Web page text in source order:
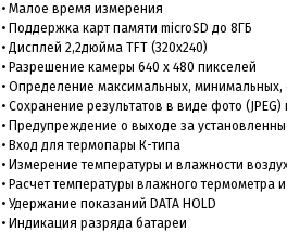
• Малое время измерения
• Поддержка карт памяти microSD до 8ГБ
• Дисплей 2,2дюйма TFT (320х240)
• Разрешение камеры 640 х 480 пикселей
• Определение максимальных,
• Сохранение результатов в виде фото
• Предупреждение о выходе за
• Вход для термопары К-типа
• Измерение температуры и влажности
• Расчет температуры влажного термометра
• Удержание показаний DATA HOLD
• Индикация разряда батареи